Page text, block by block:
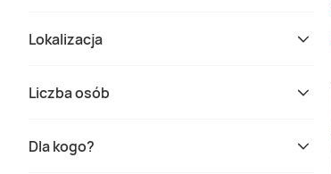
Lokalizacja
Liczba osób
Dla kogo?